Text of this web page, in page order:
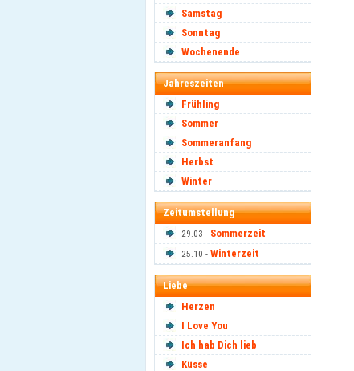
Samstag
Sonntag
Wochenende
Jahreszeiten
Frühling
Sommer
Sommeranfang
Herbst
Winter
Zeitumstellung
29.03 - Sommerzeit
25.10 - Winterzeit
Liebe
Herzen
I Love You
Ich hab Dich lieb
Küsse